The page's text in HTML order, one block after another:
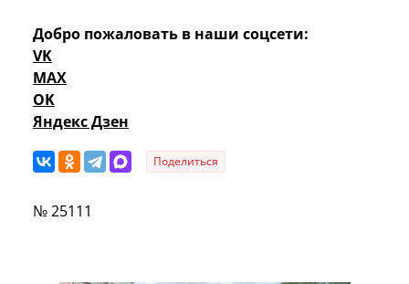
Добро пожаловать в наши соцсети:
VK
MAX
OK
Яндекс Дзен
Поделиться
№ 25111